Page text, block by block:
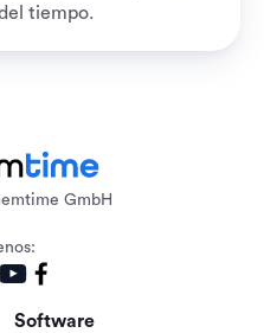
tiempo.
GmbH
Software